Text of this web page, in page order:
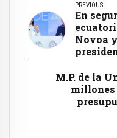
PREVIOUS
En
Novoa
M.P. de la
millones